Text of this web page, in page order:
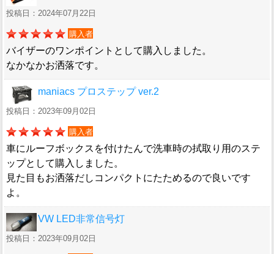
投稿日：2024年07月22日
購入者
バイザーのワンポイントとして購入しました。
なかなかお洒落です。
maniacs プロステップ ver.2
投稿日：2023年09月02日
購入者
車にルーフボックスを付けたんで洗車時の拭取り用のステ
ップとして購入しました。
見た目もお洒落だしコンパクトにたためるので良いです
よ。
VW LED非常信号灯
投稿日：2023年09月02日